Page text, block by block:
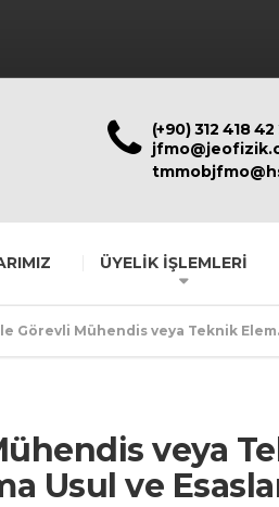
(+90) 312 418 42
ÜYELİK İŞLEMLERİ
Görevli Mühendis veya Teknik
veya
Usul ve